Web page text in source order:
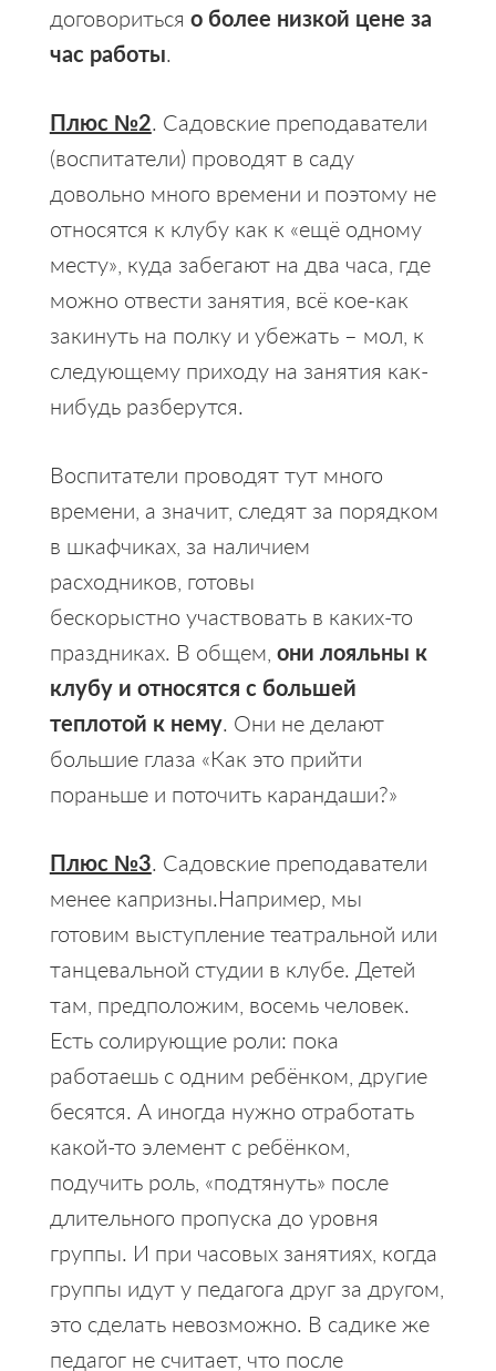
договориться о более низкой цене за
час работы.
Плюс №2. Садовские преподаватели
(воспитатели) проводят в саду
довольно много времени и поэтому не
относятся к клубу как к «ещё одному
месту», куда забегают на два часа, где
можно отвести занятия, всё кое-как
закинуть на полку и убежать – мол, к
следующему приходу на занятия как-
нибудь разберутся.
Воспитатели проводят тут много
времени, а значит, следят за порядком
в шкафчиках, за наличием
расходников, готовы
бескорыстно участвовать в каких-то
праздниках. В общем, они лояльны к
клубу и относятся с большей
теплотой к нему. Они не делают
большие глаза «Как это прийти
пораньше и поточить карандаши?»
Плюс №3. Садовские преподаватели
менее капризны.Например, мы
готовим выступление театральной или
танцевальной студии в клубе. Детей
там, предположим, восемь человек.
Есть солирующие роли: пока
работаешь с одним ребёнком, другие
бесятся. А иногда нужно отработать
какой-то элемент с ребёнком,
подучить роль, «подтянуть» после
длительного пропуска до уровня
группы. И при часовых занятиях, когда
группы идут у педагога друг за другом,
это сделать невозможно. В садике же
педагог не считает, что после